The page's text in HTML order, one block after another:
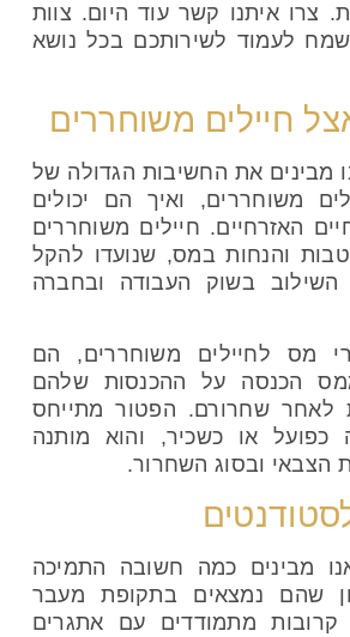
צרו איתנו קשר עוד היום. צוות
לעמוד לשירותכם בכל נושא
חיילים משוחררים
מבינים את החשיבות הגדולה של
משוחררים, ואיך הם יכולים
האזרחיים. חיילים משוחררים
והנחות במס, שנועדו להקל
בשוק העבודה ובחברה
מס לחיילים משוחררים, הם
הכנסה על ההכנסות שלהם
לאחר שחרורם. הפטור מתייחס
כפועל או כשכיר, והוא מותנה
הצבאי ובסוג השחרור.
מבינים כמה חשובה התמיכה
שהם נמצאים בתקופת מעבר
קרובות מתמודדים עם אתגרים